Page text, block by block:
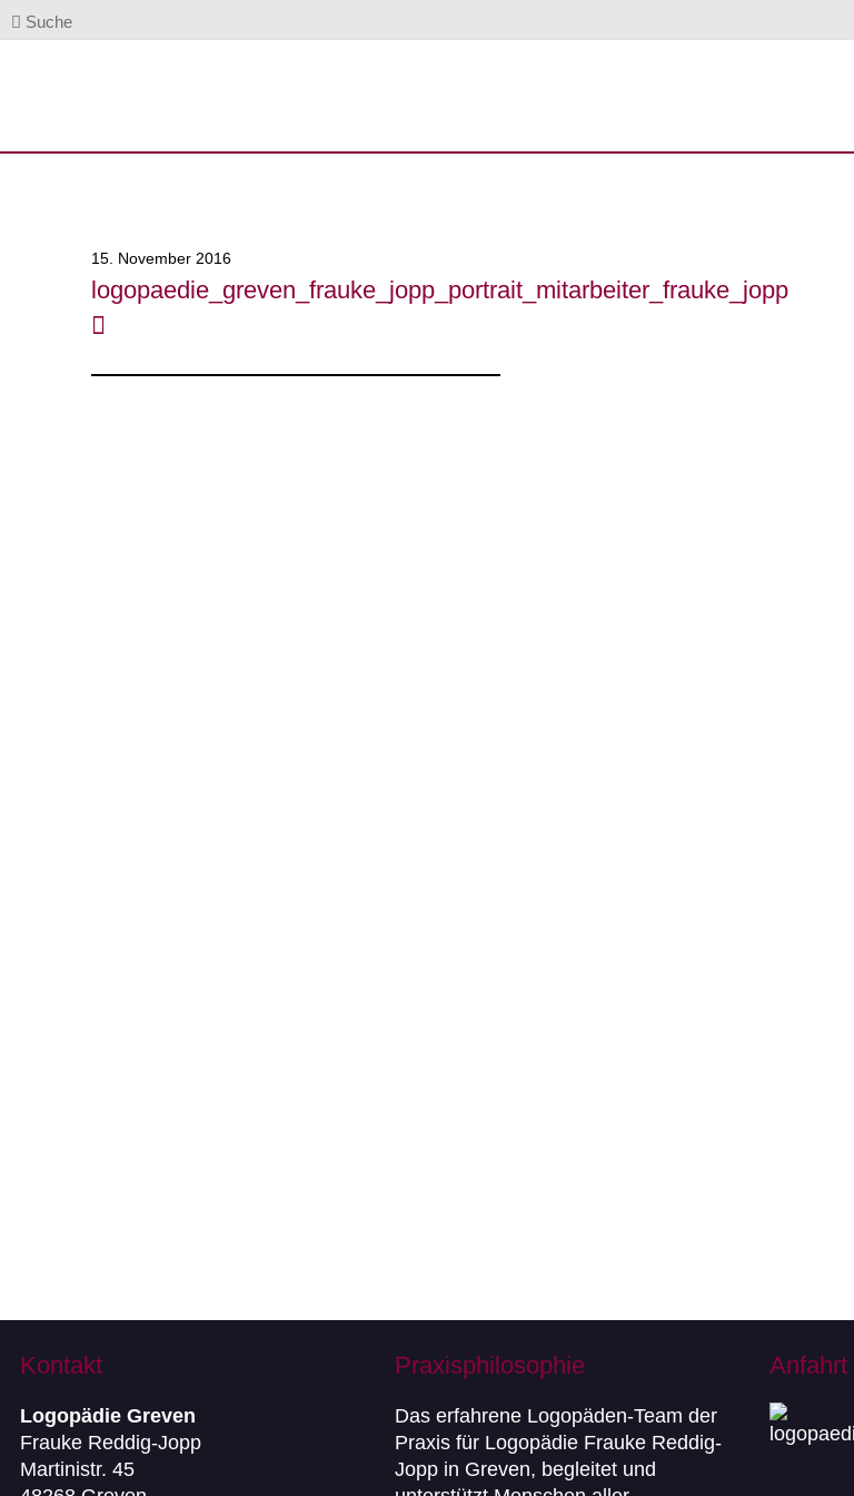
Suche
15. November 2016
logopaedie_greven_frauke_jopp_portrait_mitarbeiter_frauke_jopp
Kontakt
Logopädie Greven
Frauke Reddig-Jopp
Martinistr. 45
Praxisphilosophie
Das erfahrene Logopäden-Team der
Praxis für Logopädie Frauke Reddig-
Jopp in Greven, begleitet und
Anfahrt